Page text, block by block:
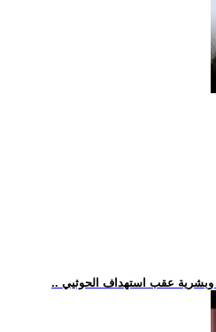
وبشرية عقب استهداف الحوثيي